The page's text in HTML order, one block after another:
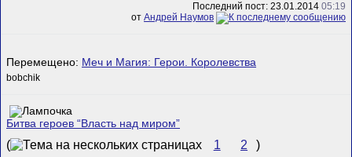
Последний пост: 23.01.2014 05:19
от Андрей Наумов
Перемещено: Меч и Магия: Герои. Королевства
bobchik
Битва героев “Власть над миром”
( 1 2 )